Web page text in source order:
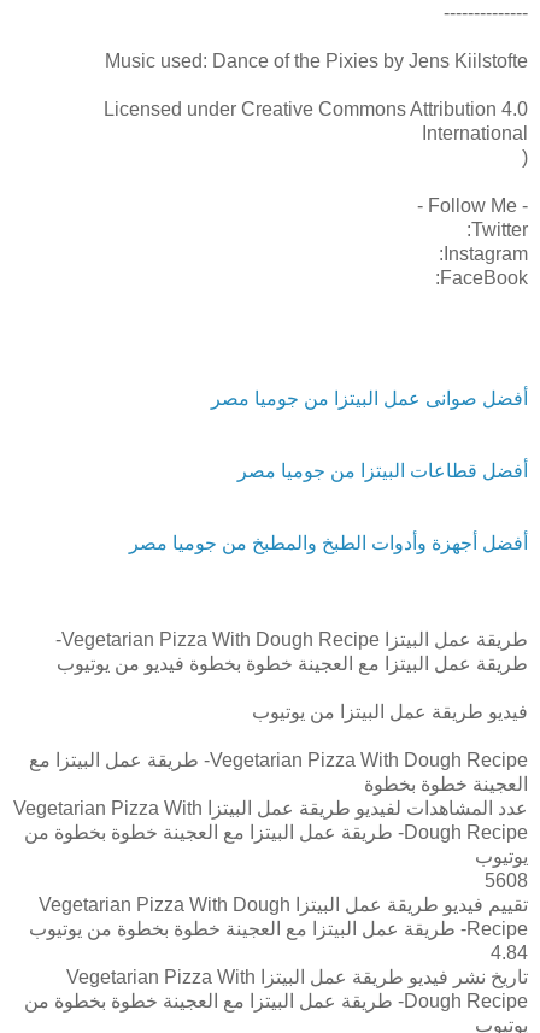
--------------
Music used: Dance of the Pixies by Jens Kiilstofte
Licensed under Creative Commons Attribution 4.0
International
(
- Follow Me -
Twitter:
Instagram:
FaceBook:
أفضل صوانى عمل البيتزا من جوميا مصر
أفضل قطاعات البيتزا من جوميا مصر
أفضل أجهزة وأدوات الطبخ والمطبخ من جوميا مصر
طريقة عمل البيتزا Vegetarian Pizza With Dough Recipe-
طريقة عمل البيتزا مع العجينة خطوة بخطوة فيديو من يوتيوب
فيديو طريقة عمل البيتزا من يوتيوب
Vegetarian Pizza With Dough Recipe- طريقة عمل البيتزا مع
العجينة خطوة بخطوة
عدد المشاهدات لفيديو طريقة عمل البيتزا Vegetarian Pizza With
Dough Recipe- طريقة عمل البيتزا مع العجينة خطوة بخطوة من
يوتيوب
5608
تقييم فيديو طريقة عمل البيتزا Vegetarian Pizza With Dough
Recipe- طريقة عمل البيتزا مع العجينة خطوة بخطوة من يوتيوب
4.84
تاريخ نشر فيديو طريقة عمل البيتزا Vegetarian Pizza With
Dough Recipe- طريقة عمل البيتزا مع العجينة خطوة بخطوة من
يوتيوب